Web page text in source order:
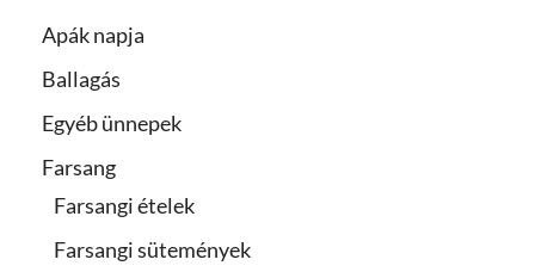
Apák napja
Ballagás
Egyéb ünnepek
Farsang
Farsangi ételek
Farsangi sütemények